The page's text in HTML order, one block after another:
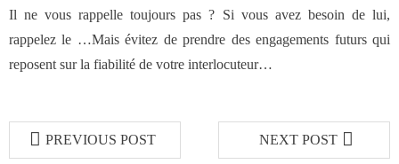
Il ne vous rappelle toujours pas ? Si vous avez besoin de lui,
rappelez le …Mais évitez de prendre des engagements futurs qui
reposent sur la fiabilité de votre interlocuteur…
PREVIOUS POST NEXT POST